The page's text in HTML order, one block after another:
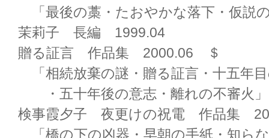
「最後の藁・たおやかな落下・仮説
茉莉子 長編 1999.04
贈る証言 作品集 2000.06 ＄
「相続放棄の謎・贈る証言・十五年
・五十年後の意志・離れの不審火」
検事霞夕子 夜更けの祝電 作品集
「橋の下の凶器・早朝の手紙・知ら